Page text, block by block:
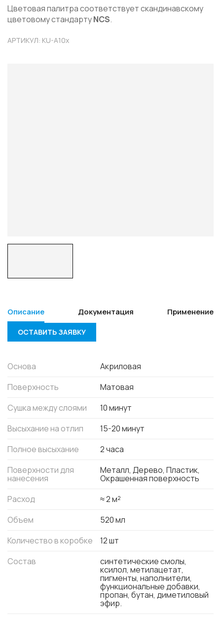
Цветовая палитра соответствует скандинавскому
цветовому стандартуNCS.
АРТИКУЛ: KU-A10x
Описание Документация Применение
ОСТАВИТЬ ЗАЯВКУ
Основа
Акриловая
Поверхность
Матовая
Сушка между слоями
10 минут
Высыхание на отлип
15-20 минут
Полное высыхание
2 часа
Поверхности для
нанесения
Металл, Дерево, Пластик,
Окрашенная поверхность
Расход
≈ 2 м²
Объем
520 мл
Количество в коробке
12 шт
Состав
синтетические смолы,
ксилол, метилацетат,
пигменты, наполнители,
функциональные добавки,
пропан, бутан, диметиловый
эфир.